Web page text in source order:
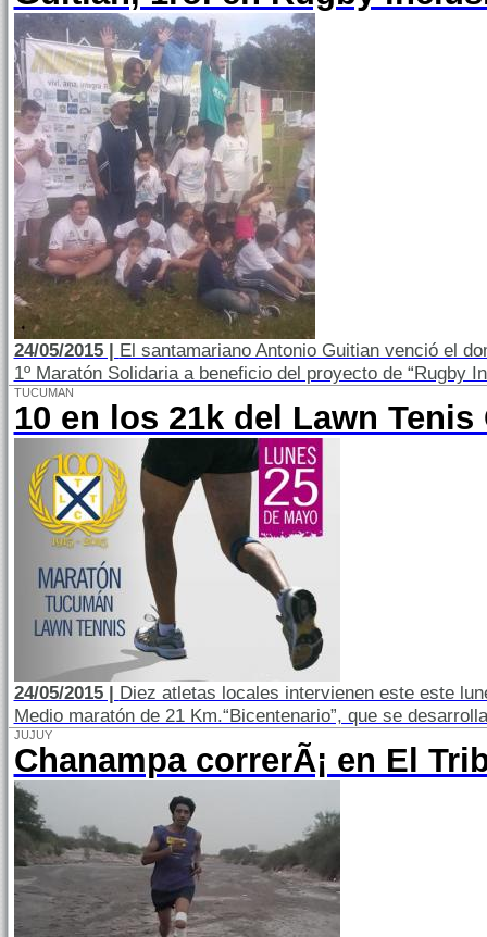
24/05/2015 | El santamariano Antonio Guitian venció el
1º Maratón Solidaria a beneficio del proyecto de “Rugby
TUCUMAN
10 en los 21k del Lawn Tenis
24/05/2015 | Diez atletas locales intervienen este este
Medio maratón de 21 Km.“Bicentenario”, que se
JUJUY
Chanampa correrÃ¡ en El